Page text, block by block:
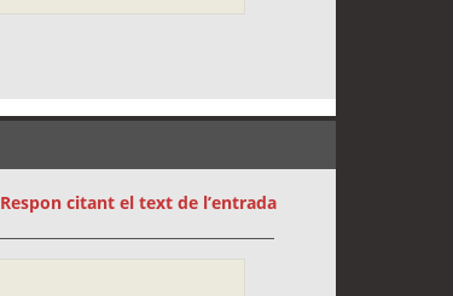
Respon citant el text de l’entrada